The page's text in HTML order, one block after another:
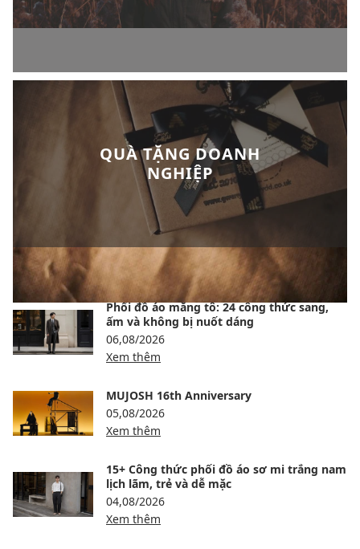
QUÀ TẶNG DOANH
NGHIỆP
BÀI VIẾT NỔI BẬT
Phối đồ áo măng tô: 24 công thức sang,
ấm và không bị nuốt dáng
06,08/2026
Xem thêm
MUJOSH 16th Anniversary
05,08/2026
Xem thêm
15+ Công thức phối đồ áo sơ mi trắng nam
lịch lãm, trẻ và dễ mặc
04,08/2026
Xem thêm